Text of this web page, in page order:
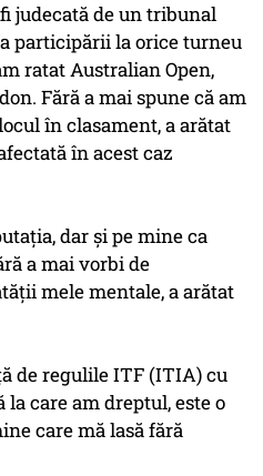
judecată de un tribunal
participării la orice turneu
ratat Australian Open,
Fără a mai spune că am
în clasament, a arătat
în acest caz
dar şi pe mine ca
a mai vorbi de
mele mentale, a arătat
de regulile ITF (ITIA) cu
care am dreptul, este o
care mă lasă fără